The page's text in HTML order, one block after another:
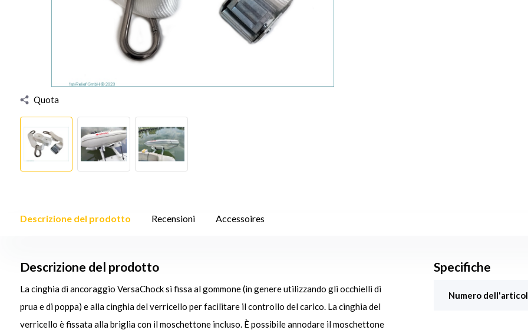
Quota
Descrizione del prodotto Recensioni Accessoires
Descrizione del prodotto
La cinghia di ancoraggio VersaChock si fissa al gommone (in genere utilizzando gli occhielli di
prua e di poppa) e alla cinghia del verricello per facilitare il controllo del carico. La cinghia del
verricello è fissata alla briglia con il moschettone incluso. È possibile annodare il moschettone
Specifiche
Numero